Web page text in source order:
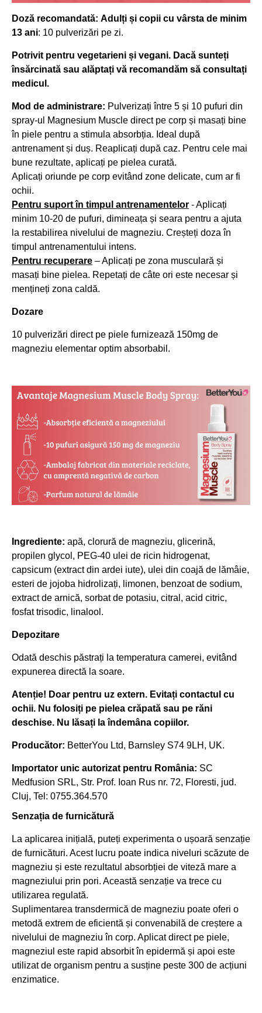
Doză recomandată: Adulți și copii cu vârsta de minim
13 ani: 10 pulverizări pe zi.
Potrivit pentru vegetarieni și vegani. Dacă sunteți
însărcinată sau alăptați vă recomandăm să consultați
medicul.
Mod de administrare: Pulverizați între 5 și 10 pufuri din
spray-ul Magnesium Muscle direct pe corp și masați bine
în piele pentru a stimula absorbția. Ideal după
antrenament și duș. Reaplicați după caz. Pentru cele mai
bune rezultate, aplicați pe pielea curată.
Aplicați oriunde pe corp evitând zone delicate, cum ar fi
ochii.
Pentru suport în timpul antrenamentelor - Aplicați
minim 10-20 de pufuri, dimineața și seara pentru a ajuta
la restabilirea nivelului de magneziu. Creșteți doza în
timpul antrenamentului intens.
Pentru recuperare – Aplicați pe zona musculară și
masați bine pielea. Repetați de câte ori este necesar și
mențineți zona caldă.
Dozare
10 pulverizări direct pe piele furnizează 150mg de
magneziu elementar optim absorbabil.
Ingrediente: apă, clorură de magneziu, glicerină,
propilen glycol, PEG-40 ulei de ricin hidrogenat,
capsicum (extract din ardei iute), ulei din coajă de lămâie,
esteri de jojoba hidrolizați, limonen, benzoat de sodium,
extract de arnică, sorbat de potasiu, citral, acid citric,
fosfat trisodic, linalool.
Depozitare
Odată deschis păstrați la temperatura camerei, evitând
expunerea directă la soare.
Atenție! Doar pentru uz extern. Evitați contactul cu
ochii. Nu folosiți pe pielea crăpată sau pe răni
deschise. Nu lăsați la îndemâna copiilor.
Producător: BetterYou Ltd, Barnsley S74 9LH, UK.
Importator unic autorizat pentru România: SC
Medfusion SRL, Str. Prof. Ioan Rus nr. 72, Floresti, jud.
Cluj, Tel: 0755.364.570
Senzația de furnicătură
La aplicarea inițială, puteți experimenta o ușoară senzație
de furnicături. Acest lucru poate indica niveluri scăzute de
magneziu și este rezultatul absorbției de viteză mare a
magneziului prin pori. Această senzație va trece cu
utilizarea regulată.
Suplimentarea transdermică de magneziu poate oferi o
metodă extrem de eficientă și convenabilă de creștere a
nivelului de magneziu în corp. Aplicat direct pe piele,
magneziul este rapid absorbit în epidermă și apoi este
utilizat de organism pentru a susține peste 300 de acțiuni
enzimatice.